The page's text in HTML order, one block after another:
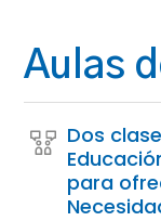
Aulas
Dos
para